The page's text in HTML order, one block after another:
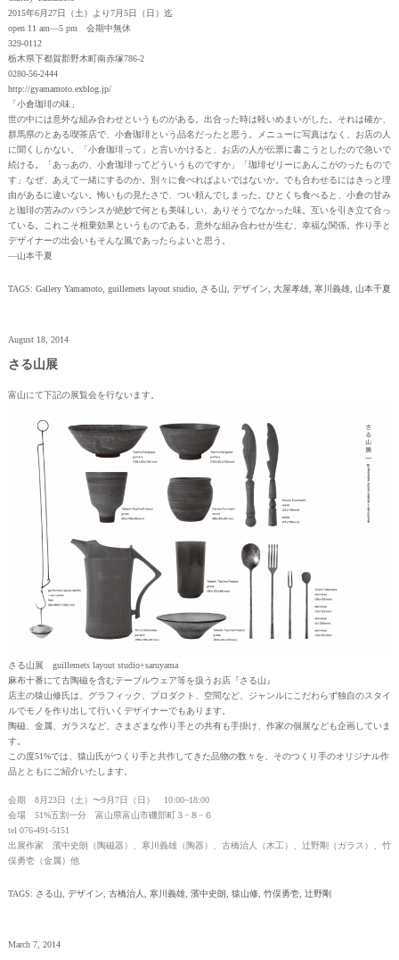
2015年6月27日（土）より7月5日（日）迄
open 11 am—5 pm 会期中無休
329-0112
栃木県下都賀郡野木町南赤塚786-2
0280-56-2444
http://gyamamoto.exblog.jp/
「小倉珈琲の味」
世の中には意外な組み合わせというものがある。出合った時は軽いめまいがした。それは確か、
群馬県のとある喫茶店で、小倉珈琲という品名だったと思う。メニューに写真はなく、お店の人
に聞くしかない。「小倉珈琲って」と言いかけると、お店の人が伝票に書こうとしたので急いで
続ける。「あっあの、小倉珈琲ってどういうものですか」「珈琲ゼリーにあんこがのったもので
す」なぜ、あえて一緒にするのか。別々に食べればよいではないか。でも合わせるにはきっと理
由があるに違いない。怖いもの見たさで、つい頼んでしまった。ひとくち食べると、小倉の甘み
と珈琲の苦みのバランスが絶妙で何とも美味しい。ありそうでなかった味。互いを引き立て合っ
ている。これこそ相乗効果というものである。意外な組み合わせが生む、幸福な関係。作り手と
デザイナーの出会いもそんな風であったらよいと思う。
―山本千夏
TAGS: Gallery Yamamoto guillemets layout studio さる山 デザイン 大屋孝雄 寒川義雄 山本千夏
August 18, 2014
さる山展
富山にて下記の展覧会を行ないます。
さる山展 guillemets layout studio+saruyama
麻布十番にて古陶磁を含むテーブルウェア等を扱うお店『さる山』
店主の猿山修氏は、グラフィック、プロダクト、空間など、ジャンルにこだわらず独自のスタイ
ルでモノを作り出して行いくデザイナーでもあります。
陶磁、金属、ガラスなど、さまざまな作り手との共有も手掛け、作家の個展なども企画していま
す。
この度51%では、猿山氏がつくり手と共作してきた品物の数々を、そのつくり手のオリジナル作
品とともにご紹介いたします。
会期 8月23日（土）〜9月7日（日） 10:00~18:00
会場 51%五割一分 富山県富山市磯部町３−８−６
tel 076-491-5151
出展作家 濱中史朗（陶磁器）、寒川義雄（陶器）、古橋治人（木工）、辻野剛（ガラス）、竹
俣勇壱（金属）他
TAGS: さる山, デザイン, 古橋治人, 寒川義雄, 濱中史朗, 猿山修, 竹俣勇壱, 辻野剛
March 7, 2014